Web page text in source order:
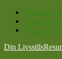
Hoppa till
Hoppa till
Hoppa till
Din